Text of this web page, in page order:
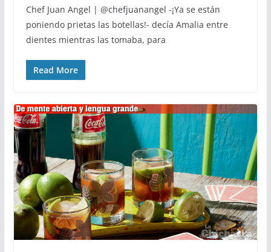
Chef Juan Angel | @chefjuanangel -¡Ya se están
poniendo prietas las botellas!- decía Amalia entre
dientes mientras las tomaba, para
Read More